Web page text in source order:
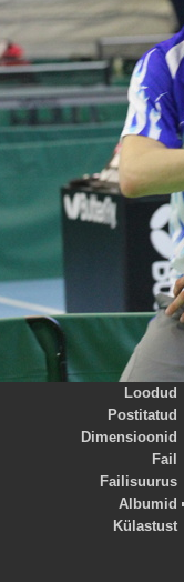
Loodud
Postitatud
Dimensioonid
Fail
Failisuurus
Albumid
Külastust